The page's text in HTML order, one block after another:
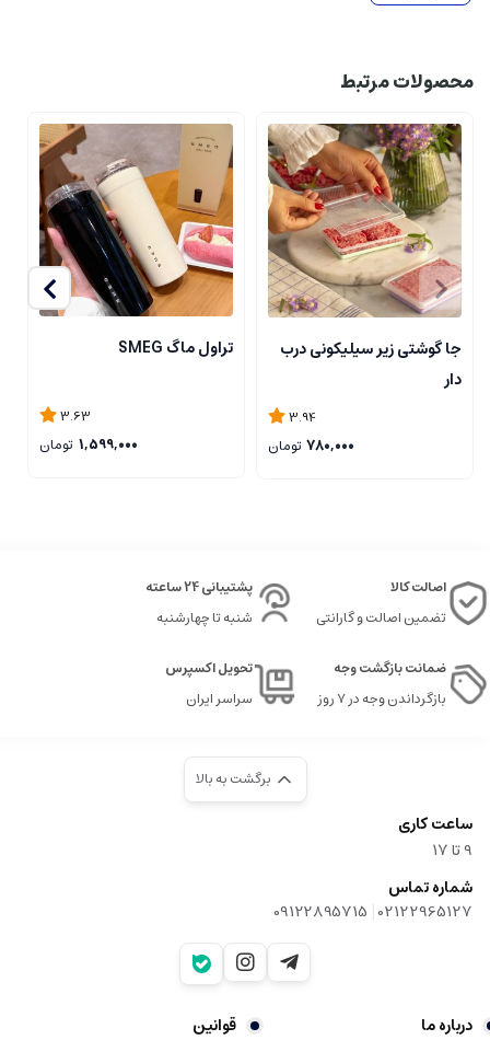
محصولات مرتبط
جا گوشتی زیر سیلیکونی درب
دار
3.94
780,000 تومان
تراول ماگ SMEG
3.63
1,599,000 تومان
اصالت کالا
تضمین اصالت و گارانتی
پشتیبانی 24 ساعته
شنبه تا چهارشنبه
ضمانت بازگشت وجه
بازگرداندن وجه در ۷ روز
تحویل اکسپرس
سراسر ایران
برگشت به بالا
ساعت کاری
9‌ تا ۱۷
شماره تماس
02122965127
|
09122895715
درباره ما قوانین